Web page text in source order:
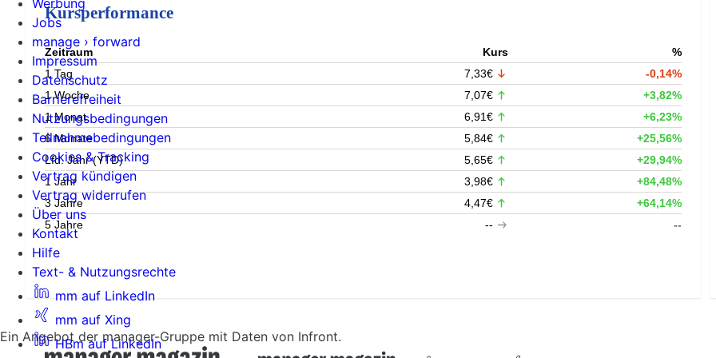
Kursperformance
Zeitraum Kurs
%
1 Tag
7,33€
-0,14%
1 Woche
7,07€
+3,82%
1 Monat
6,91€
+6,23%
6 Monate
5,84€
+25,56%
Lfd. Jahr (YTD)
5,65€
+29,94%
1 Jahr
3,98€
+84,48%
3 Jahre
4,47€
+64,14%
5 Jahre
-- --
Ein Angebot der manager-Gruppe mit Daten von Infront.
Werbung
Jobs
manage › forward
Impressum
Datenschutz
Barrierefreiheit
Nutzungsbedingungen
Teilnahmebedingungen
Cookies & Tracking
Vertrag kündigen
Vertrag widerrufen
Über uns
Kontakt
Hilfe
Text- & Nutzungsrechte
mm auf LinkedIn
mm auf Xing
HBm auf LinkedIn